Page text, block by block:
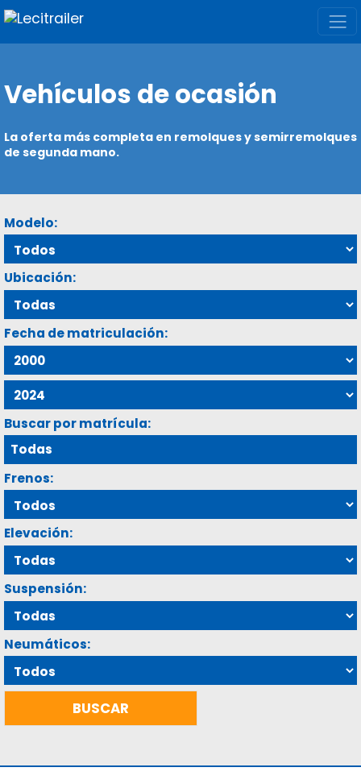
Vehículos de ocasión
La oferta más completa en remolques y semirremolques
de segunda mano.
Modelo:
Ubicación:
Fecha de matriculación:
Buscar por matrícula:
Frenos:
Elevación:
Suspensión:
Neumáticos: